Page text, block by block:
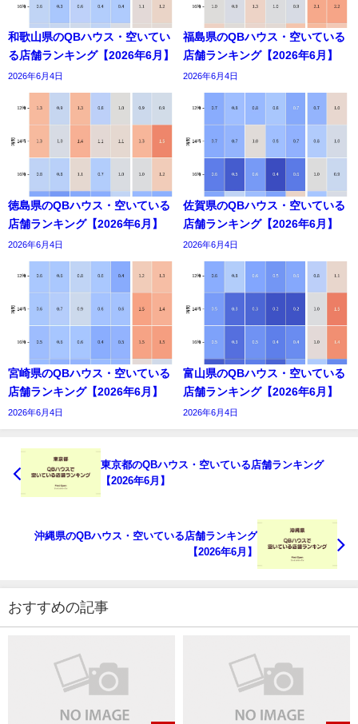
和歌山県のQBハウス・空いてい
る店舗ランキング【2026年6月】
2026年6月4日
福島県のQBハウス・空いている
店舗ランキング【2026年6月】
2026年6月4日
徳島県のQBハウス・空いている
店舗ランキング【2026年6月】
2026年6月4日
佐賀県のQBハウス・空いている
店舗ランキング【2026年6月】
2026年6月4日
宮崎県のQBハウス・空いている
店舗ランキング【2026年6月】
2026年6月4日
富山県のQBハウス・空いている
店舗ランキング【2026年6月】
2026年6月4日
東京都のQBハウス・空いている店舗ランキング
【2026年6月】
沖縄県のQBハウス・空いている店舗ランキング
【2026年6月】
おすすめの記事